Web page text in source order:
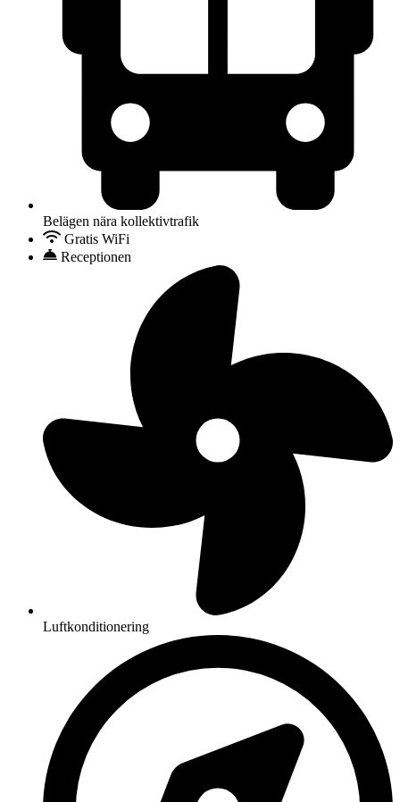
Belägen nära kollektivtrafik
Gratis WiFi
Receptionen
Luftkonditionering